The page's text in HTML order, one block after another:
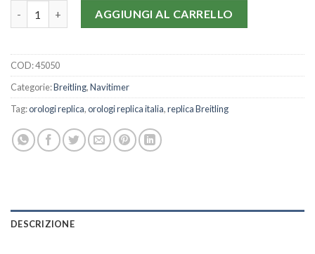
AGGIUNGI AL CARRELLO
COD:45050
Categorie:Breitling,Navitimer
Tag:orologi replica,orologi replica italia,replica Breitling
DESCRIZIONE